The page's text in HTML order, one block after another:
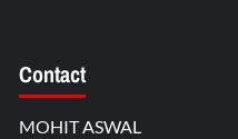
Contact
MOHIT ASWAL